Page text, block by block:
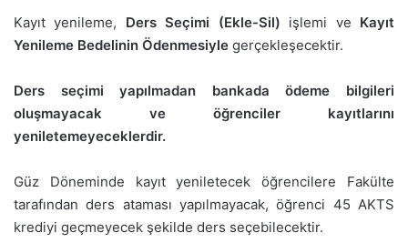
Kayıt yenileme, Ders Seçimi (Ekle-Sil) işlemi ve Kayıt
Yenileme Bedelinin Ödenmesiyle gerçekleşecektir.
Ders seçimi yapılmadan bankada ödeme bilgileri
oluşmayacak ve öğrenciler kayıtlarını
yeniletemeyeceklerdir.
Güz Döneminde kayıt yeniletecek öğrencilere Fakülte
tarafından ders ataması yapılmayacak, öğrenci 45 AKTS
krediyi geçmeyecek şekilde ders seçebilecektir.